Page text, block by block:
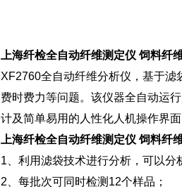
上海纤检全自动纤维测定仪 饲料纤
XF2760全自动纤维分析仪，基于
费时费力等问题。该仪器全自动运
计及简单易用的人性化人机操作界
上海纤检全自动纤维测定仪 饲料纤
1、利用滤袋技术进行分析，可以分
2、每批次可同时检测12个样品；